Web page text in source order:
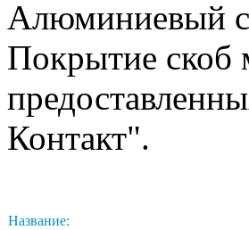
Алюминиевый
Покрытие скоб
Контакт".
Название: